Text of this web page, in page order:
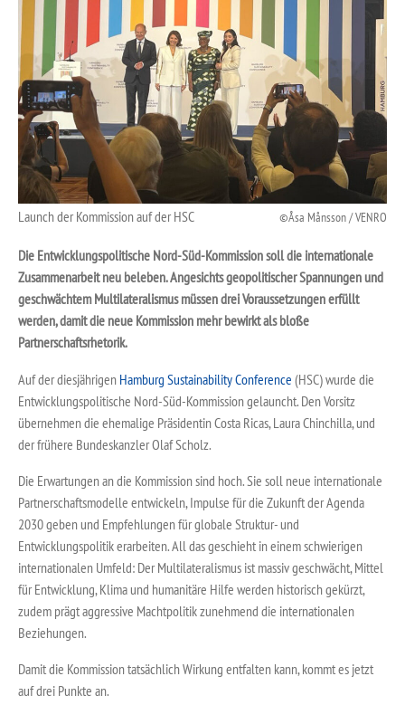
Launch der Kommission auf der HSC Åsa Månsson / VENRO
Die Entwicklungspolitische Nord-Süd-Kommission soll die internationale
Zusammenarbeit neu beleben. Angesichts geopolitischer Spannungen und
geschwächtem Multilateralismus müssen drei Voraussetzungen erfüllt
werden, damit die neue Kommission mehr bewirkt als bloße
Partnerschaftsrhetorik.
Auf der diesjährigen Hamburg Sustainability Conference (HSC) wurde die
Entwicklungspolitische Nord-Süd-Kommission gelauncht. Den Vorsitz
übernehmen die ehemalige Präsidentin Costa Ricas, Laura Chinchilla, und
der frühere Bundeskanzler Olaf Scholz.
Die Erwartungen an die Kommission sind hoch. Sie soll neue internationale
Partnerschaftsmodelle entwickeln, Impulse für die Zukunft der Agenda
2030 geben und Empfehlungen für globale Struktur- und
Entwicklungspolitik erarbeiten. All das geschieht in einem schwierigen
internationalen Umfeld: Der Multilateralismus ist massiv geschwächt, Mittel
für Entwicklung, Klima und humanitäre Hilfe werden historisch gekürzt,
zudem prägt aggressive Machtpolitik zunehmend die internationalen
Beziehungen.
Damit die Kommission tatsächlich Wirkung entfalten kann, kommt es jetzt
auf drei Punkte an.